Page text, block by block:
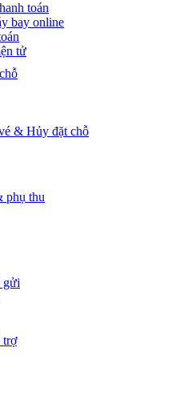
toán
bay online
tử
& Hủy đặt chỗ
phụ thu
gửi
trợ